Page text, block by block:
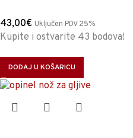
43,00€ Uključen PDV 25%
Kupite i ostvarite 43 bodova!
DODAJ U KOŠARICU